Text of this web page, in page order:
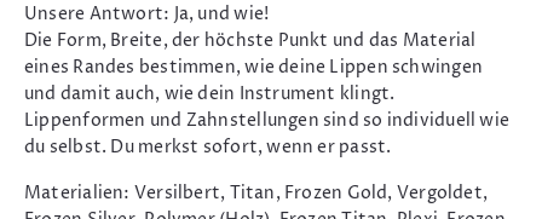
Unsere Antwort: Ja, und wie!
Die Form, Breite, der höchste Punkt und das Material
eines Randes bestimmen, wie deine Lippen schwingen
und damit auch, wie dein Instrument klingt.
Lippenformen und Zahnstellungen sind so individuell wie
du selbst. Du merkst sofort, wenn er passt.
Materialien: Versilbert, Titan, Frozen Gold, Vergoldet,